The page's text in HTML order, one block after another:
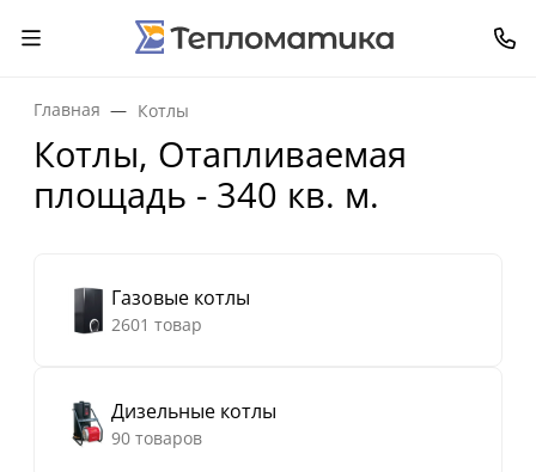
Главная Котлы
Котлы, Отапливаемая
площадь - 340 кв. м.
Газовые котлы
2601 товар
Дизельные котлы
90 товаров